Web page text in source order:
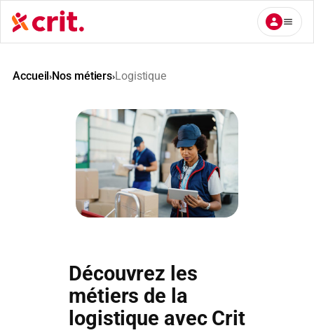
Aller
au
contenu
Accueil›Nos métiers›Logistique
Découvrez les
métiers de la
logistique avec Crit